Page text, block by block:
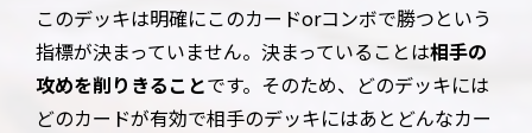
このデッキは明確にこのカードorコンボで勝つという
指標が決まっていません。決まっていることは相手の
攻めを削りきることです。そのため、どのデッキには
どのカードが有効で相手のデッキにはあとどんなカー